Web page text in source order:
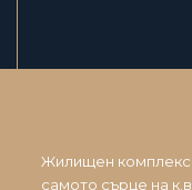
Жилищен комплекс
самото сърце на